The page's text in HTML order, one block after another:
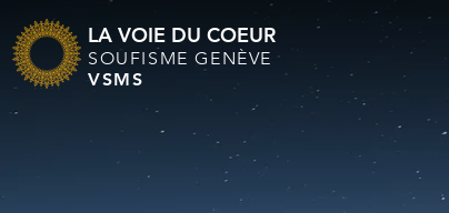
LA VOIE DU COEUR
SOUFISME GENÈVE
VSMS